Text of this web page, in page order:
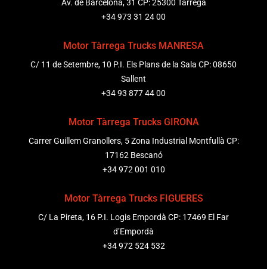
Av. de Barcelona, 31 CP: 25300 Tàrrega
+34 973 31 24 00
Motor Tàrrega Trucks MANRESA
C/ 11 de Setembre, 10 P.I. Els Plans de la Sala CP: 08650
Sallent
+34 93 877 44 00
Motor Tàrrega Trucks GIRONA
Carrer Guillem Granollers, 5 Zona Industrial Montfullà CP:
17162 Bescanó
+34 972 001 010
Motor Tàrrega Trucks FIGUERES
C/ La Pireta, 16 P.I. Logis Empordà CP: 17469 El Far
d’Empordà
+34 972 524 532